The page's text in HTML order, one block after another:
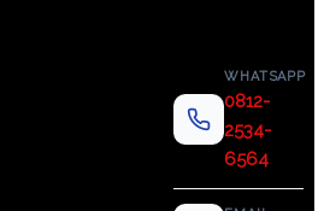
WHATSAPP
0812-
2534-
6564